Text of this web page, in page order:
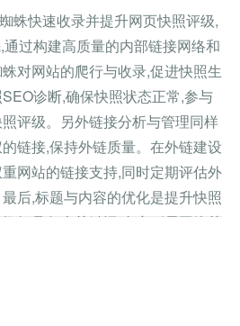
蛛快速收录并提升网页快照评级,
过构建高质量的内部链接网络和
对网站的爬行与收录,促进快照生
诊断,确保快照状态正常,参与
评级。另外链接分析与管理同样
链接,保持外链质量。在外链建设
网站的链接支持,同时定期评估外
后,标题与内容的优化是提升快照
括且包含关键词,内容则需围绕关